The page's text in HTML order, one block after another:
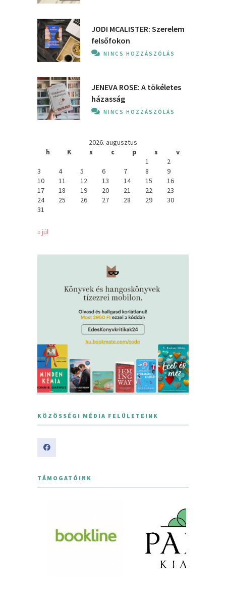
JODI MCALISTER: Szerelem
felsőfokon
NINCS HOZZÁSZÓLÁS
JENEVA ROSE: A ​tökéletes
házasság
NINCS HOZZÁSZÓLÁS
2026. augusztus
h
K s c p s
v
1
2
3
4 5 6 7 8
9
10
11 12 13 14 15
16
17
18 19 20 21 22
23
24
25 26 27 28 29
30
31
« júl
KÖZÖSSÉGI MÉDIA FELÜLETEINK
TÁMOGATÓINK